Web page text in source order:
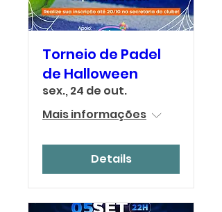
Torneio de Padel
de Halloween
sex., 24 de out.
Mais informações
Details